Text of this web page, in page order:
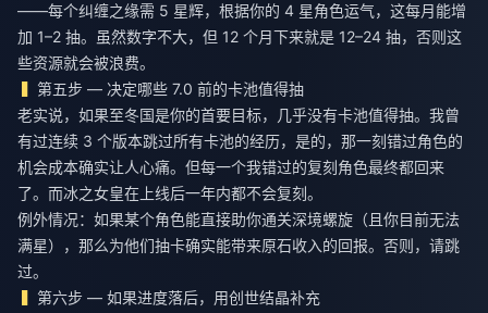
——每个纠缠之缘需 5 星辉，根据你的 4 星角色运气，这每月能增
加 1–2 抽。虽然数字不大，但 12 个月下来就是 12–24 抽，否则这
些资源就会被浪费。
第五步 — 决定哪些 7.0 前的卡池值得抽
老实说，如果至冬国是你的首要目标，几乎没有卡池值得抽。我曾
有过连续 3 个版本跳过所有卡池的经历，是的，那一刻错过角色的
机会成本确实让人心痛。但每一个我错过的复刻角色最终都回来
了。而冰之女皇在上线后一年内都不会复刻。
例外情况：如果某个角色能直接助你通关深境螺旋（且你目前无法
满星），那么为他们抽卡确实能带来原石收入的回报。否则，请跳
过。
第六步 — 如果进度落后，用创世结晶补充